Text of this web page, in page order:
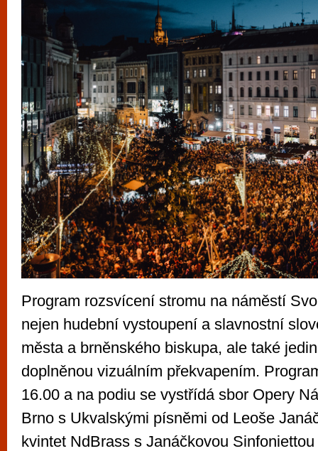
Program rozsvícení stromu na náměstí
nejen hudební vystoupení a slavnostní
města a brněnského biskupa, ale také
doplněnou vizuálním překvapením.
16.00 a na podiu se vystřídá sbor Opery
Brno s Ukvalskými písněmi od Leoše
kvintet NdBrass s Janáčkovou